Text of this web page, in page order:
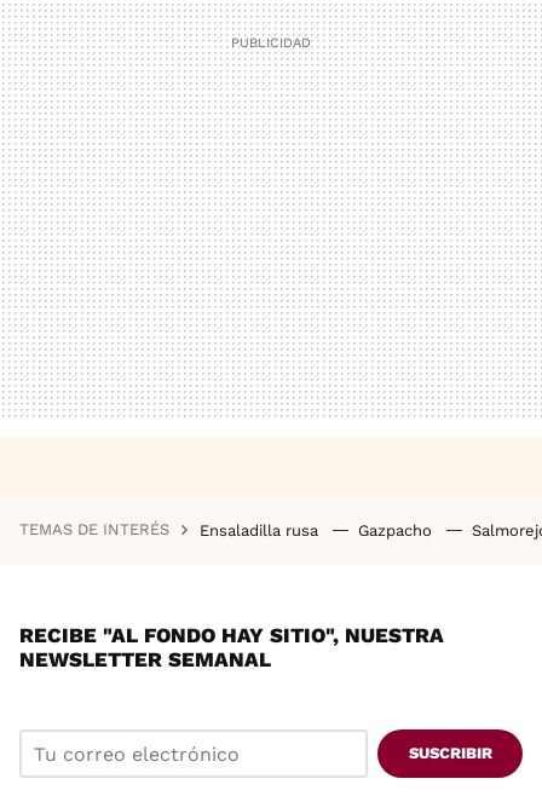
TEMAS DE INTERÉS Ensaladilla rusa Gazpacho
RECIBE "AL FONDO HAY SITIO", NUESTRA
NEWSLETTER SEMANAL
SUSCRIBIR